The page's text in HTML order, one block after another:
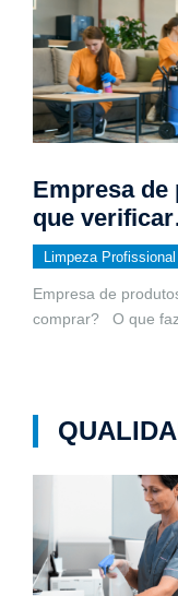
Empresa de
que
Limpeza Profissional
Empresa de
comprar? O que